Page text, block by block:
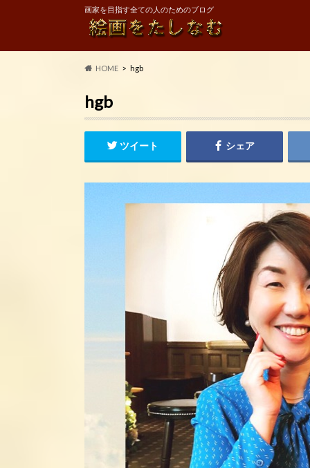
画家を目指す全ての人のためのブログ
HOME hgb
hgb
ツイート シェア